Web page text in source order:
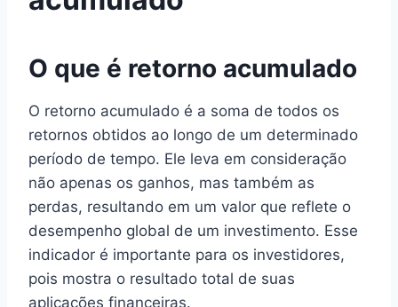
O que é retorno acumulado
O retorno acumulado é a soma de todos os
retornos obtidos ao longo de um determinado
período de tempo. Ele leva em consideração
não apenas os ganhos, mas também as
perdas, resultando em um valor que reflete o
desempenho global de um investimento. Esse
indicador é importante para os investidores,
pois mostra o resultado total de suas
aplicações financeiras.